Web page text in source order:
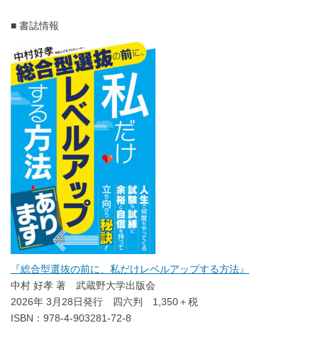
■ 書誌情報
『総合型選抜の前に、私だけレベルアップする方法』
中村 好孝 著 武蔵野大学出版会
2026年 3月28日発行 四六判 1,350＋税
ISBN：978-4-903281-72-8